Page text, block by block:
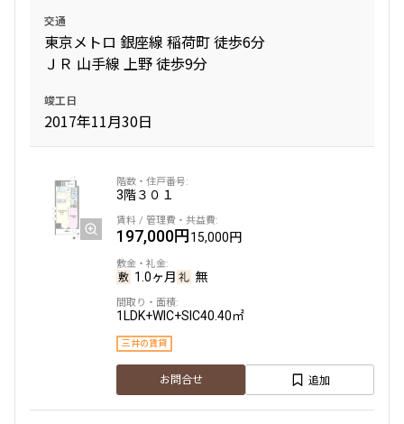
交通
東京メトロ 銀座線 稲荷町 徒歩6分
ＪＲ 山手線 上野 徒歩9分
竣工日
2017年11月30日
3階３０１
197,000円15,000円
1.0ヶ月 無
1LDK+WIC+SIC40.40㎡
三井の賃貸
お問合せ 追加